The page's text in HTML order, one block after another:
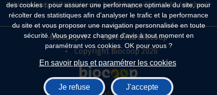
des cookies : pour assurer une performance optimale du site, pour
récolter des statistiques afin d'analyser le trafic et la performance
du site et vous proposer une navigation personnalisée en toute
sécurité. Vous pouvez changer d'avis à tout moment en
paramétrant vos cookies. OK pour vous ?
En savoir plus et paramétrer les cookies
Je refuse J'accepte
Aubin-Lébizay, 14340 Valsemé, 14430 Angerville, 14430 Annebault
Biocoop.fr
Le réseau Biocoop
Copyright Biocoop 2026